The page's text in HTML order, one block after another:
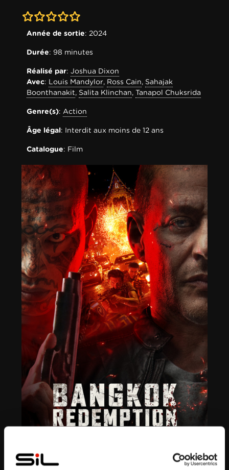
0-0Année de sortie: 2024
Durée: 98 minutes
Réalisé par: Joshua Dixon
Avec: Louis Mandylor, Ross Cain, Sahajak
Boonthanakit, Salita Klinchan, Tanapol Chuksrida
Genre(s): Action
Âge légal: Interdit aux moins de 12 ans
Catalogue: Film